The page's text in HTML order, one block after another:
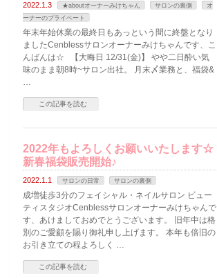
2022.1.3 ★aboutオーナーみけちゃん サロンの裏側
オ
ーナーのプライベート
年末年始休業の最終日もあっという間に終盤となり
ましたCenblessサロンオーナーみけちゃんです、こ
んばんは☆ 【大晦日 12/31(金)】 やや二日酔い気
味のまま朝8時~サロン出社。 月末〆業務と、福袋&
…
この記事を読む
2022年もよろしくお願いいたします☆
新春福袋販売開始♪
2022.1.1 サロンの日常 サロンの裏側
成増徒歩3分のフェイシャル・ネイルサロン ビュー
ティスタジオCenblessサロンオーナーみけちゃんで
す、あけましておめでとうございます。 旧年中は格
別のご愛顧を賜り御礼申し上げます。 本年も倍旧の
お引き立ての程よろしく …
この記事を読む